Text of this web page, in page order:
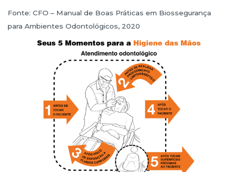
Fonte: CFO – Manual de Boas Práticas em Biossegurança
para Ambientes Odontológicos, 2020